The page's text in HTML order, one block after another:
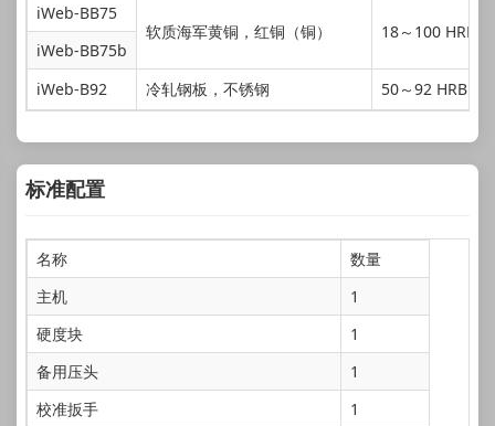
iWeb-BB75
软质海军黄铜，红铜（铜）
18～100 HRE
iWeb-BB75b
iWeb-B92
冷轧钢板，不锈钢 50～92 HRB
标准配置
名称
数量
主机
1
硬度块
1
备用压头
1
校准扳手
1